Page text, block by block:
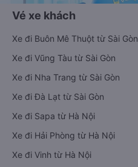
Vé xe khách
Xe đi Buôn Mê Thuột từ Sài Gòn
Xe đi Vũng Tàu từ Sài Gòn
Xe đi Nha Trang từ Sài Gòn
Xe đi Đà Lạt từ Sài Gòn
Xe đi Sapa từ Hà Nội
Xe đi Hải Phòng từ Hà Nội
Xe đi Vinh từ Hà Nội